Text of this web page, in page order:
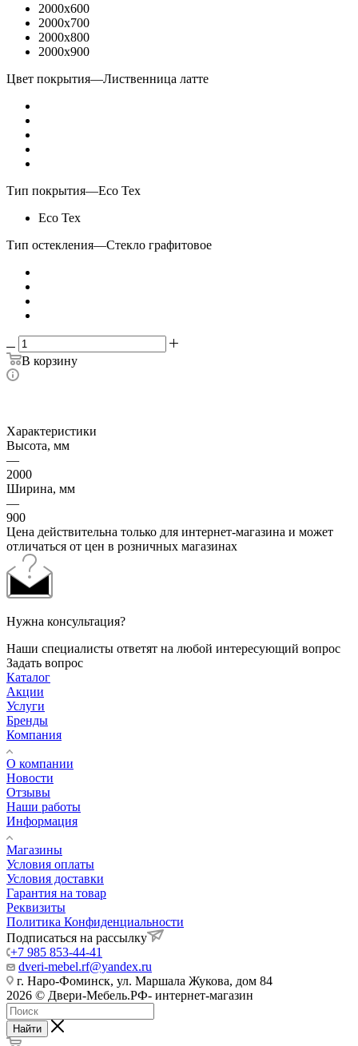
2000x600
2000x700
2000x800
2000x900
Цвет покрытия—Лиственница латте
Тип покрытия—Eco Tex
Eco Tex
Тип остекления—Стекло графитовое
В корзину
Характеристики
Высота, мм
—
2000
Ширина, мм
—
900
Цена действительна только для интернет-магазина и может
отличаться от цен в розничных магазинах
Нужна консультация?
Наши специалисты ответят на любой интересующий вопрос
Задать вопрос
Каталог
Акции
Услуги
Бренды
Компания
О компании
Новости
Отзывы
Наши работы
Информация
Магазины
Условия оплаты
Условия доставки
Гарантия на товар
Реквизиты
Политика Конфиденциальности
Подписаться на рассылку
+7 985 853-44-41
dveri-mebel.rf@yandex.ru
г. Наро-Фоминск, ул. Маршала Жукова, дом 84
2026 © Двери-Мебель.РФ- интернет-магазин
Найти